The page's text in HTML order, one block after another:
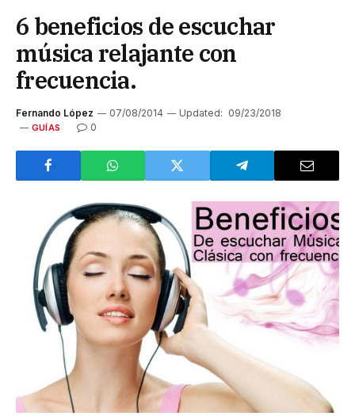
6 beneficios de escuchar
música relajante con
frecuencia.
Fernando López 07/08/2014 Updated: 09/23/2018
GUÍAS 0